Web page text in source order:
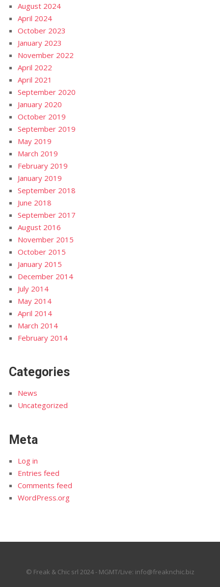
August 2024
April 2024
October 2023
January 2023
November 2022
April 2022
April 2021
September 2020
January 2020
October 2019
September 2019
May 2019
March 2019
February 2019
January 2019
September 2018
June 2018
September 2017
August 2016
November 2015
October 2015
January 2015
December 2014
July 2014
May 2014
April 2014
March 2014
February 2014
Categories
News
Uncategorized
Meta
Log in
Entries feed
Comments feed
WordPress.org
© Freak & Chic srl 2024 - MGMT/Live: info@freaknchic.biz